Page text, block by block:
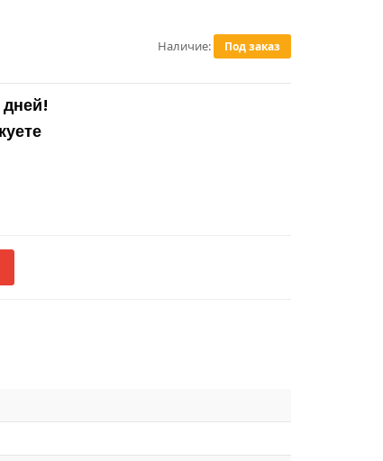
Наличие: Под заказ